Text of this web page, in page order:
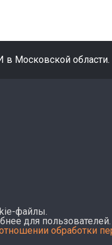
Московской области.
файлы.
для
обработки